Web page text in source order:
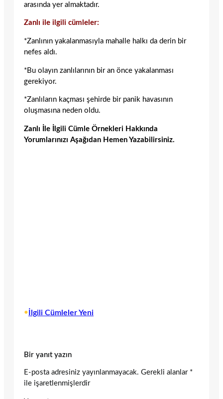
arasında yer almaktadır.
Zanlı ile ilgili cümleler:
*Zanlının yakalanmasıyla mahalle halkı da derin bir
nefes aldı.
*Bu olayın zanlılarının bir an önce yakalanması
gerekiyor.
*Zanlıların kaçması şehirde bir panik havasının
oluşmasına neden oldu.
Zanlı İle İlgili Cümle Örnekleri Hakkında
Yorumlarınızı Aşağıdan Hemen Yazabilirsiniz.
• İlgili Cümleler Yeni
Bir yanıt yazın
E-posta adresiniz yayınlanmayacak. Gerekli alanlar *
ile işaretlenmişlerdir